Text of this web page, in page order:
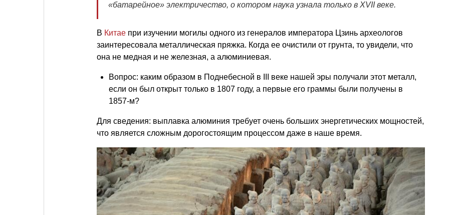
«батарейное» электричество, о котором наука узнала только в XVII веке.
В Китае при изучении могилы одного из генералов императора Цзинь археологов
заинтересовала металлическая пряжка. Когда ее очистили от грунта, то увидели, что
она не медная и не железная, а алюминиевая.
Вопрос: каким образом в Поднебесной в III веке нашей эры получали этот металл,
если он был открыт только в 1807 году, а первые его граммы были получены в
1857-м?
Для сведения: выплавка алюминия требует очень больших энергетических мощностей,
что является сложным дорогостоящим процессом даже в наше время.